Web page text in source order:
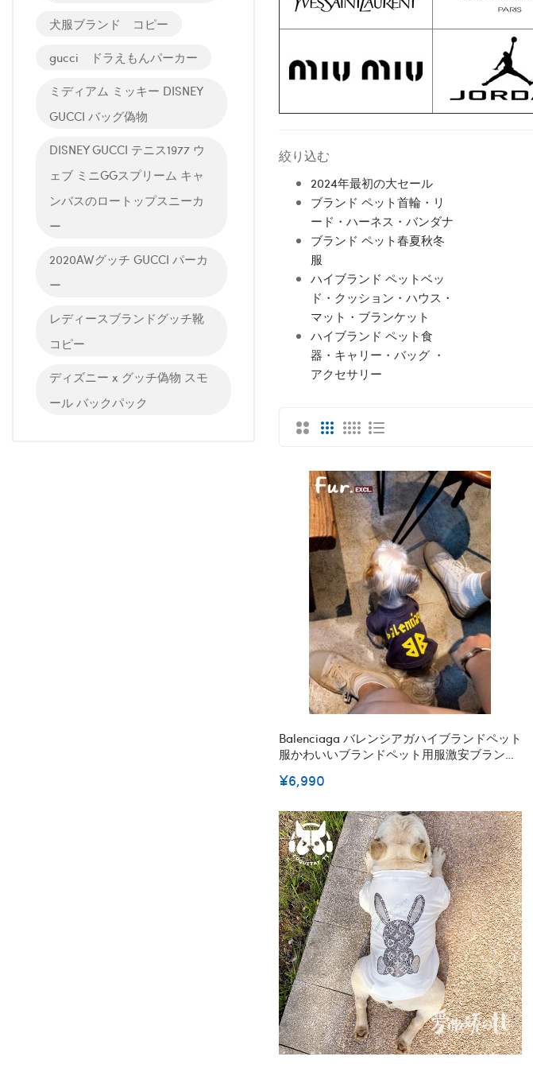
犬服ブランド コピー
gucci ドラえもんパーカー
ミディアム ミッキー DISNEY
GUCCI バッグ偽物
DISNEY GUCCI テニス1977 ウ
ェブ ミニGGスプリーム キャ
ンバスのロートップスニーカ
ー
2020AWグッチ GUCCI パーカ
ー
レディースブランドグッチ靴
コピー
ディズニー x グッチ偽物 スモ
ール バックパック
絞り込む
2024年最初の大セール
ブランド ペット首輪・リ
ード・ハーネス・バンダナ
ブランド ペット春夏秋冬
服
ハイブランド ペットベッ
ド・クッション・ハウス・
マット・ブランケット
ハイブランド ペット食
器・キャリー・バッグ ・
アクセサリー
Balenciaga バレンシアガハイブランドペット
服かわいいブランドペット用服激安ブランド
¥6,990